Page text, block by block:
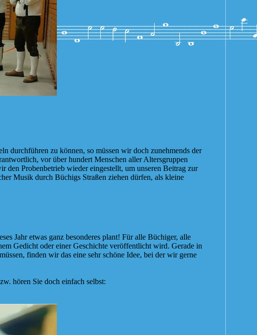
durchführen zu können, so müssen wir doch zunehmends der
vor über hundert Menschen aller Altersgruppen
den Probenbetrieb wieder eingestellt, um unseren Beitrag zur
Musik durch Büchigs Straßen ziehen dürfen, als kleine
Jahr etwas ganz besonderes plant! Für alle Büchiger, alle
Gedicht oder einer Geschichte veröffentlicht wird. Gerade in
finden wir das eine sehr schöne Idee, bei der wir gerne
hören Sie doch einfach selbst: